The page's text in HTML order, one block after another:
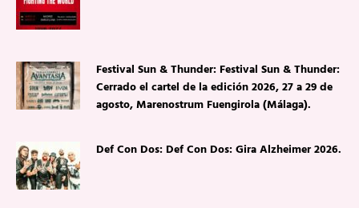
Festival Sun & Thunder: Festival Sun & Thunder:
Cerrado el cartel de la edición 2026, 27 a 29 de
agosto, Marenostrum Fuengirola (Málaga).
Def Con Dos: Def Con Dos: Gira Alzheimer 2026.